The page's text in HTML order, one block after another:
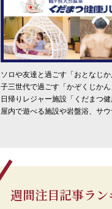
ソロや友達と過ごす「おとなじ
子三世代で過ごす「かぞくじか
日帰りレジャー施設「くだまつ健
屋内で遊べる施設や岩盤浴、サウ
週間注目記事ラ